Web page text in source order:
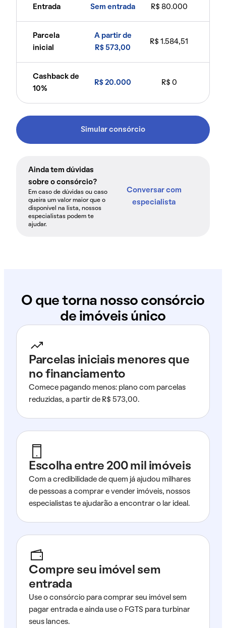
Entrada Sem entrada R$ 80.000
Parcela
inicial
A partir de
R$ 573,00
R$ 1.584,51
Cashback de
10%
R$ 20.000 R$ 0
Simular consórcio
Ainda tem dúvidas
sobre o consórcio?
Em caso de dúvidas ou caso
queira um valor maior que o
disponível na lista, nossos
especialistas podem te
ajudar.
Conversar com
especialista
O que torna nosso consórcio
de imóveis único
Parcelas iniciais menores que
no financiamento
Comece pagando menos: plano com parcelas
reduzidas, a partir de R$ 573,00.
Escolha entre 200 mil imóveis
Com a credibilidade de quem já ajudou milhares
de pessoas a comprar e vender imóveis, nossos
especialistas te ajudarão a encontrar o lar ideal.
Compre seu imóvel sem
entrada
Use o consórcio para comprar seu imóvel sem
pagar entrada e ainda use o FGTS para turbinar
seus lances.